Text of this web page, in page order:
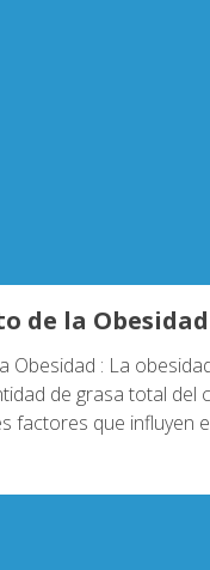
de la Obesidad
Obesidad : La
de grasa total del
factores que influyen